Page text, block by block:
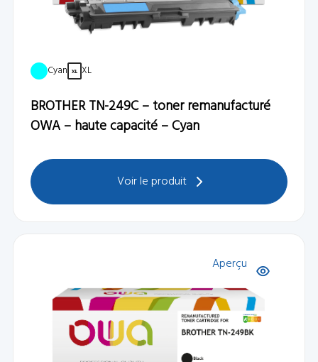
Cyan XL
BROTHER TN-249C – toner remanufacturé
OWA – haute capacité – Cyan
Voir le produit
Aperçu